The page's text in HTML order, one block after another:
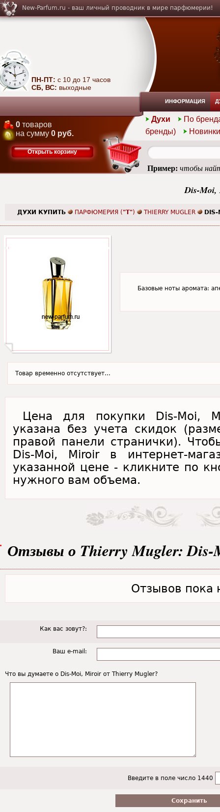
Dis-
ДУХИ КУПИТЬ ПАРФЮМЕРИЯ ( "T") THIERRY MUGLER
Базовые ноты аромата:
Товар временно отсутствует...
Цена для покупки Dis-Moi,
указана без учета скидок
правой панели странички).
Dis-Moi, Miroir в интернет-
указанной цене - кликните по
нужного вам объема.
Отзывы о Thierry Mugler:
Отзывов пока
Как вас зовут?:
Ваш e-mail:
Что вы думаете о Dis-Moi, Miroir от Thierry Mugler?
Введите в поле число 1440
New-Parfum.ru - ваш личный проводник в мире парфюмерии!
ПН-ПТ: с 10 до 17 часов
СБ, ВС: выходные
ИНФОРМАЦИЯ
Духи
По
бренды)
Новинки
0 товаров
на сумму 0 руб.
Открыть корзину
Пример: чтобы